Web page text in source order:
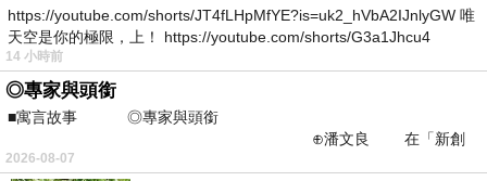
https://youtube.com/shorts/JT4fLHpMfYE?is=uk2_hVbA2IJnlyGW 唯
天空是你的極限，上！ https://youtube.com/shorts/G3a1Jhcu4
14 小時前
◎專家與頭銜
■寓言故事 ◎專家與頭銜
⊕潘文良 在「新創
之谷」裡——
2026-08-07